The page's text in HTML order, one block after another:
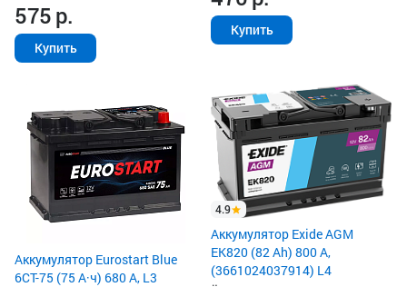
575р.
Купить
Купить
Аккумулятор Eurostart Blue
6CT-75 (75 А·ч) 680 А, L3
4.9
Аккумулятор Exide AGM
EK820 (82 Ah) 800 А,
(3661024037914) L4